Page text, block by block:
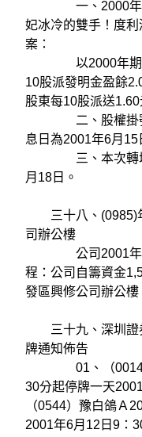
一、2000年永
妃冰冷的雙手！度
案：
以2000年期末
10股派發明金盈餘
股東每10股派送
二、股權掛號日
息日為2001年6月15
三、本次轉增股
月18日。
三十八、(0985)
司辦公樓
公司2001年第
程：公司自籌資金
發區興修公司辦公樓
三十九、深圳證
牌通知佈告
01、（0014）
30分起停牌一天
（0544）豫白鴿Ａ
2001年6月12日9：